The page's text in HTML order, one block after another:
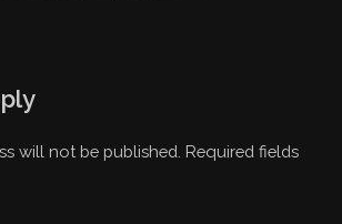
will not be published. Required fields